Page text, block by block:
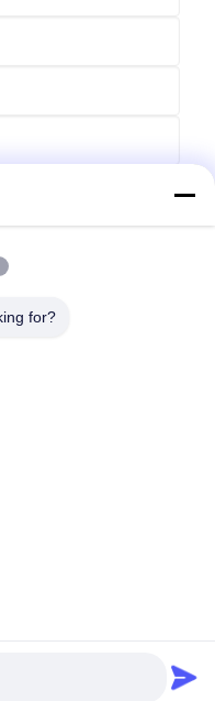
Ltd.. All Rights Reserved.
for?